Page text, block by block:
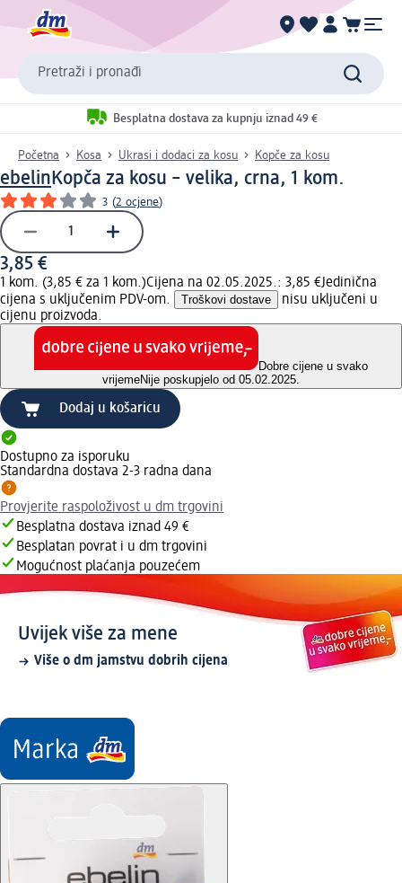
Pretraži i pronađi
Besplatna dostava za kupnju iznad 49 €
Početna Kosa Ukrasi i dodaci za kosu Kopče za kosu
ebelin Kopča za kosu – velika, crna, 1 kom.
3 (2 ocjene)
3,85 €
1 kom. (3,85 € za 1 kom.)Cijena na 02.05.2025.: 3,85 €Jedinična
cijena s uključenim PDV-om.
Troškovi dostave
nisu uključeni u
cijenu proizvoda.
Dobre cijene u svako
vrijemeNije poskupjelo od 05.02.2025.
Dodaj u košaricu
Dostupno za isporuku
Standardna dostava 2-3 radna dana
Provjerite raspoloživost u dm trgovini
Besplatna dostava iznad 49 €
Besplatan povrat i u dm trgovini
Mogućnost plaćanja pouzećem
Uvijek više za mene
Više o dm jamstvu dobrih cijena